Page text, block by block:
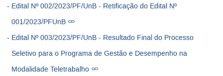
Edital Nº 002/2023/PF/UnB - Retificação do Edital Nº
001/2023/PFUnB
Edital Nº 003/2023/PF/UnB - Resultado Final do Processo
Seletivo para o Programa de Gestão e Desempenho na
Modalidade Teletrabalho